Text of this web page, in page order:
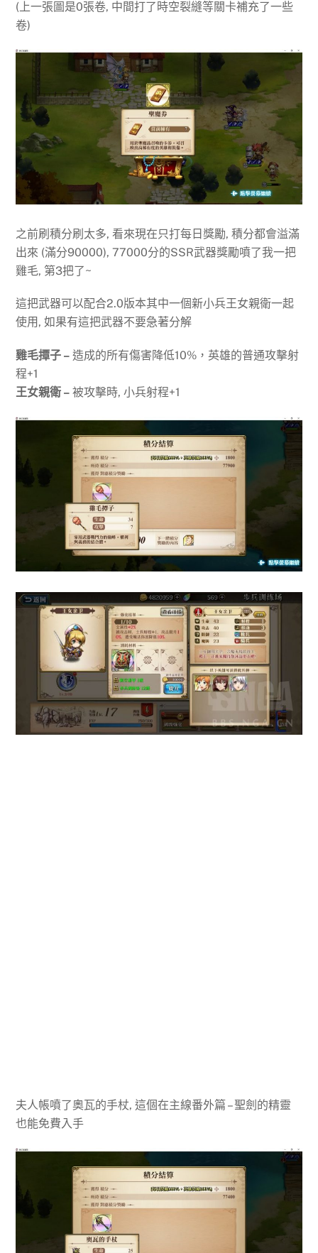
(上一張圖是0張卷, 中間打了時空裂縫等關卡補充了一些
卷)
之前刷積分刷太多, 看來現在只打每日獎勵, 積分都會溢滿
出來 (滿分90000), 77000分的SSR武器獎勵噴了我一把
雞毛, 第3把了~
這把武器可以配合2.0版本其中一個新小兵王女親衛一起
使用, 如果有這把武器不要急著分解
雞毛撢子 –造成的所有傷害降低10%，英雄的普通攻擊射
程+1
王女親衛 – 被攻擊時, 小兵射程+1
夫人帳噴了奧瓦的手杖, 這個在主線番外篇 – 聖劍的精靈
也能免費入手